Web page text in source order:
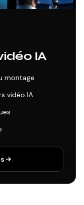
IA
montage
vidéo IA